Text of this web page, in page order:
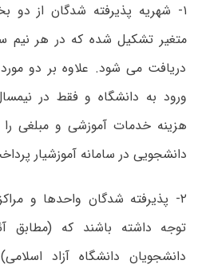
۱- شهریه پذیرفته شدگان از
متغیر تشکیل شده که در هر نیم
دریافت می شود. علاوه بر دو
ورود به دانشگاه و فقط در
هزینه خدمات آموزشی و مبلغی
دانشجویی در سامانه آموزشیار
۲- پذیرفته شدگان واحدها و
توجه داشته باشند که (مطابق
دانشجویان دانشگاه آزاد